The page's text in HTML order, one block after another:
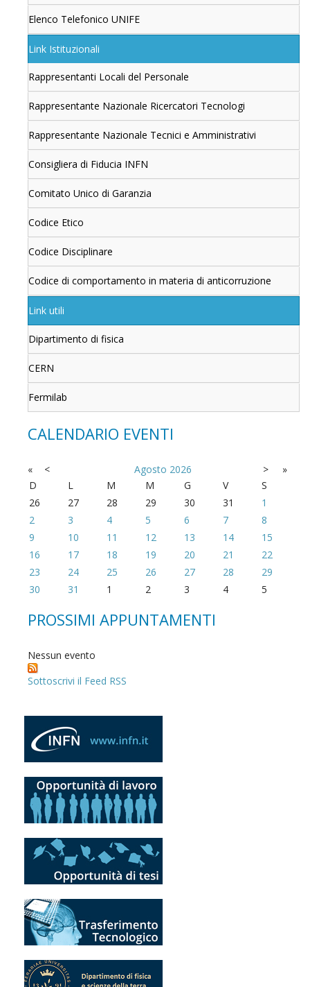
Elenco Telefonico UNIFE
Link Istituzionali
Rappresentanti Locali del Personale
Rappresentante Nazionale Ricercatori Tecnologi
Rappresentante Nazionale Tecnici e Amministrativi
Consigliera di Fiducia INFN
Comitato Unico di Garanzia
Codice Etico
Codice Disciplinare
Codice di comportamento in materia di anticorruzione
Link utili
Dipartimento di fisica
CERN
Fermilab
CALENDARIO EVENTI
« < Agosto 2026 >
»
D
L M M G V
S
26
27 28 29 30 31
1
2
3 4 5 6 7
8
9
10 11 12 13 14
15
16
17 18 19 20 21
22
23
24 25 26 27 28
29
30
31 1 2 3 4 5
PROSSIMI APPUNTAMENTI
Nessun evento
Sottoscrivi il Feed RSS